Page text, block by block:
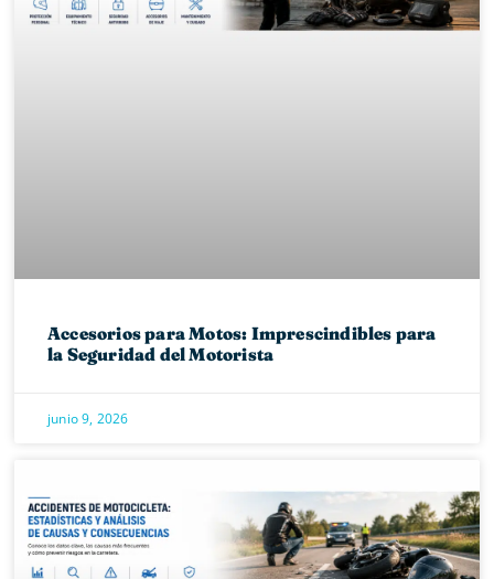
Accesorios para Motos: Imprescindibles para
la Seguridad del Motorista
junio 9, 2026